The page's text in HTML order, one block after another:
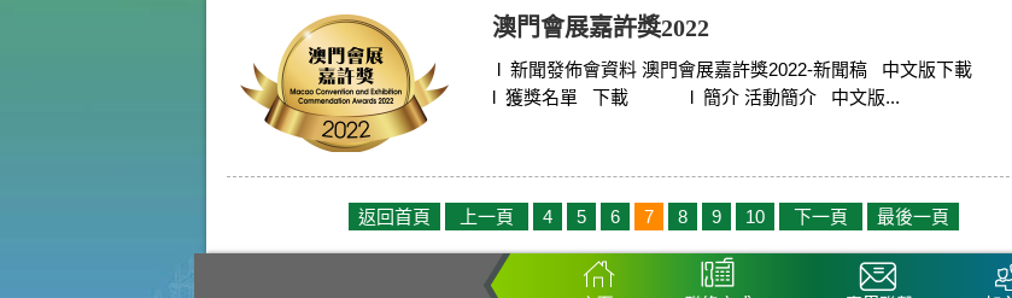
澳門會展嘉許獎2022
l 新聞發佈會資料 澳門會展嘉許獎2022-新聞稿 中文版下
l 獲獎名單 下載 l 簡介 活動簡介 中文版...
返回首頁 上一頁 4 5 6 7 8 9 10 下一頁 最後一頁